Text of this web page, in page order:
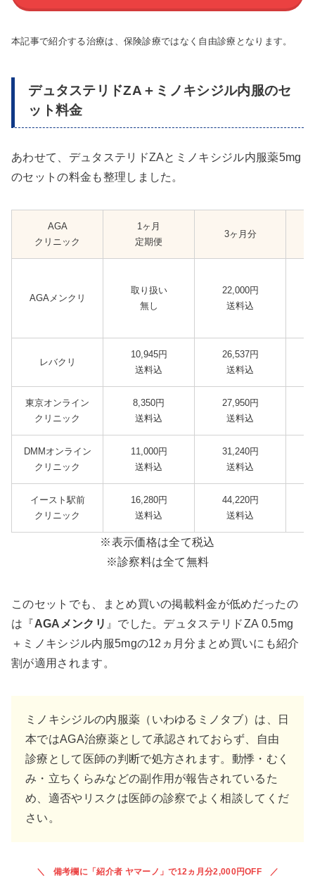
本記事で紹介する治療は、保険診療ではなく自由診療となります。
デュタステリドZA＋ミノキシジル内服のセ
ット料金
あわせて、デュタステリドZAとミノキシジル内服薬5mg
のセットの料金も整理しました。
AGA
クリニック
1ヶ月
定期便
3ヶ月分
AGAメンクリ
取り扱い
無し
22,000円
送料込
レバクリ
10,945円
送料込
26,537円
送料込
東京オンライン
クリニック
8,350円
送料込
27,950円
送料込
DMMオンライン
クリニック
11,000円
送料込
31,240円
送料込
イースト駅前
クリニック
16,280円
送料込
44,220円
送料込
※表示価格は全て税込
※診察料は全て無料
このセットでも、まとめ買いの掲載料金が低めだったの
は『AGAメンクリ 』でした。デュタステリドZA 0.5mg
＋ミノキシジル内服5mgの12ヵ月分まとめ買いにも紹介
割が適用されます。
ミノキシジルの内服薬（いわゆるミノタブ）は、日
本ではAGA治療薬として承認されておらず、自由
診療として医師の判断で処方されます。動悸・むく
み・立ちくらみなどの副作用が報告されているた
め、適否やリスクは医師の診察でよく相談してくだ
さい。
備考欄に「紹介者 ヤマーノ」で12ヵ月分2,000円OFF